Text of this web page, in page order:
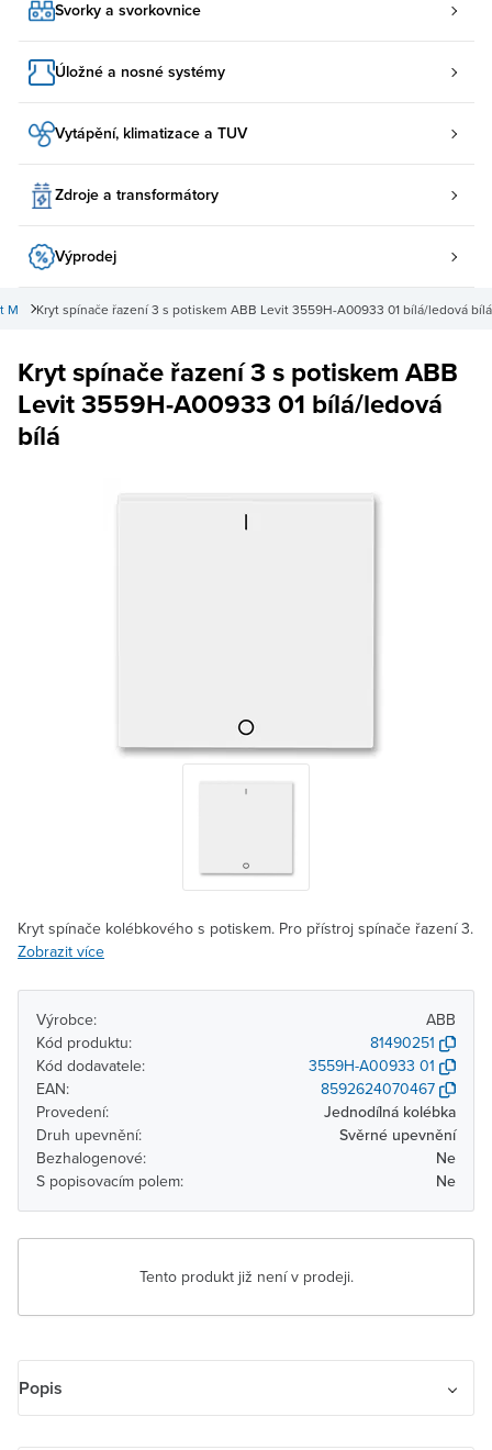
Svorky a svorkovnice
Úložné a nosné systémy
Vytápění, klimatizace a TUV
Zdroje a transformátory
Výprodej
Kryt spínače řazení 3 s potiskem ABB Levit 3559H-A00933 01 bílá/ledová bílá
M
Kryt spínače řazení 3 s potiskem ABB
Levit 3559H-A00933 01 bílá/ledová
bílá
Kryt spínače kolébkového s potiskem. Pro přístroj spínače řazení 3.
Zobrazit více
Výrobce:
ABB
Kód produktu:
81490251
Kód dodavatele:
3559H-A00933 01
EAN:
8592624070467
Provedení:
Jednodílná kolébka
Druh upevnění:
Svěrné upevnění
Bezhalogenové:
Ne
S popisovacím polem:
Ne
Tento produkt již není v prodeji.
Popis